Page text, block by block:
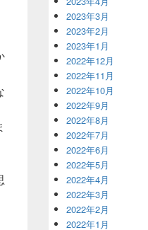
2023年3月
2023年2月
2023年1月
2022年12月
2022年11月
2022年10月
2022年9月
2022年8月
2022年7月
2022年6月
2022年5月
2022年4月
2022年3月
2022年2月
2022年1月